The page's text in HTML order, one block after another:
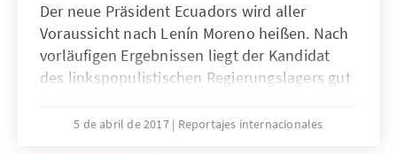
Der neue Präsident Ecuadors wird aller
Voraussicht nach Lenín Moreno heißen. Nach
vorläufigen Ergebnissen liegt der Kandidat
des linkspopulistischen Regierungslagers gut
Guillermo Lasso. Während dieser den
5 de abril de 2017 Reportajes internacionales